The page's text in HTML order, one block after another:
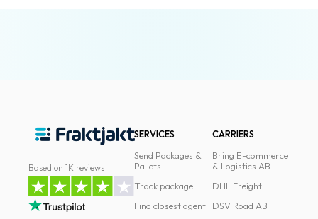
Based on 1K reviews
SERVICES
Send Packages &
Pallets
Track package
Find closest agent
CARRIERS
Bring E-commerce
& Logistics AB
DHL Freight
DSV Road AB